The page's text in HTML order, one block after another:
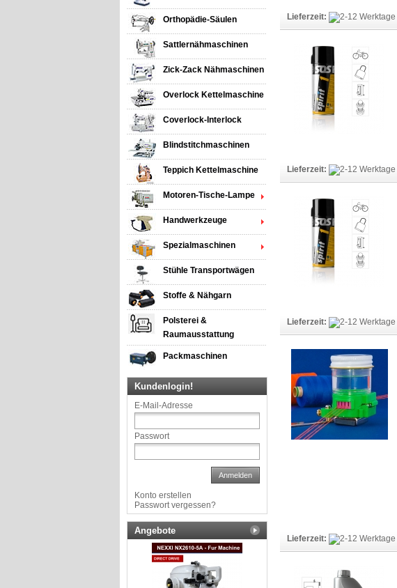
Lieferzeit:
Lieferzeit:
Lieferzeit:
Lieferzeit:
Orthopädie-Säulen
Sattlernähmaschinen
Zick-Zack Nähmaschinen
Overlock Kettelmaschine
Coverlock-Interlock
Blindstitchmaschinen
Teppich Kettelmaschine
Motoren-Tische-Lampe
Handwerkzeuge
Spezialmaschinen
Stühle Transportwägen
Stoffe & Nähgarn
Polsterei &
Raumausstattung
Packmaschinen
Kundenlogin!
E-Mail-Adresse
Passwort
Anmelden
Konto erstellen
Passwort vergessen?
Angebote